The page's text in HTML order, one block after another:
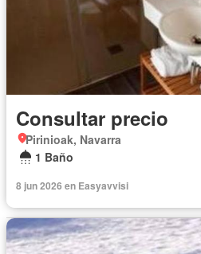
Consultar precio
Pirinioak, Navarra
1 Baño
8 jun 2026 en Easyavvisi